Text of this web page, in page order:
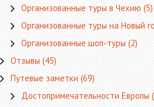
Организованные туры в Чехию(5)
Организованные туры на Новый
Организованные шоп-туры(2)
Отзывы(45)
Путевые заметки(69)
Достопримечательности Европы